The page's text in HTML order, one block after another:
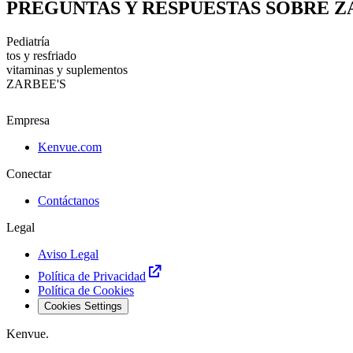
PREGUNTAS Y RESPUESTAS SOBRE
Pediatría
tos y resfriado
vitaminas y suplementos
ZARBEE'S
Empresa
Kenvue.com
Conectar
Contáctanos
Legal
Aviso Legal
Política de Privacidad
Política de Cookies
Cookies Settings
Kenvue.